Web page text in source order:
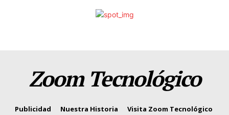
Zoom Tecnológico
Publicidad Nuestra Historia Visita Zoom Tecnológico